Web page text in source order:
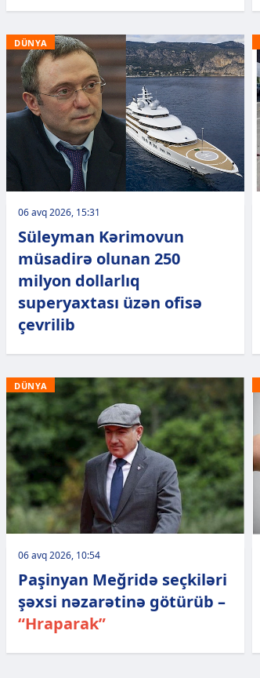
DÜNYA
06 avq 2026, 15:31
Süleyman Kərimovun
müsadirə olunan 250
milyon dollarlıq
superyaxtası üzən ofisə
çevrilib
DÜNYA
06 avq 2026, 10:54
Paşinyan Meğridə seçkiləri
şəxsi nəzarətinə götürüb –
“Hraparak”